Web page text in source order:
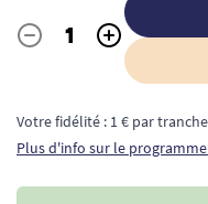
Quantité
- +
Votre fidélité : 1 € par
Plus d'info sur le